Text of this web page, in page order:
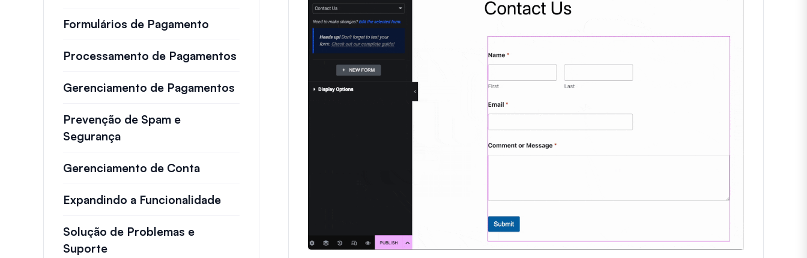
Formulários de Pagamento
Processamento de Pagamentos
Gerenciamento de Pagamentos
Prevenção de Spam e
Segurança
Gerenciamento de Conta
Expandindo a Funcionalidade
Solução de Problemas e
Suporte